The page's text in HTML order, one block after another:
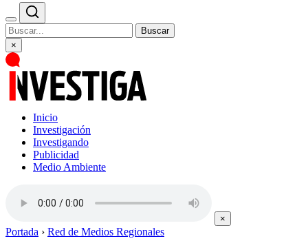
Buscar
×
Inicio
Investigación
Investigando
Publicidad
Medio Ambiente
×
Portada › Red de Medios Regionales